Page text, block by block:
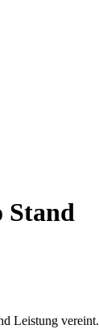
Stand
Leistung vereint.